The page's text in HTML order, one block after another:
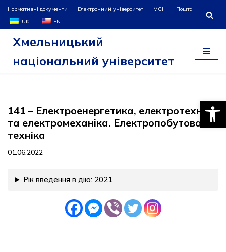
Перейти
до
Нормативні документи Електронний університет МСН
Пошта
UK
EN
Хмельницький
національний університет
141 – Електроенергетика, електротехніка
та електромеханіка. Електропобутова
техніка
01.06.2022
Рік введення в дію: 2021